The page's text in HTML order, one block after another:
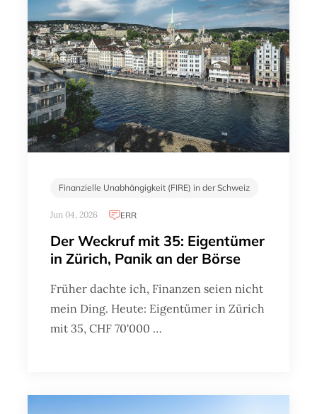
Finanzielle Unabhängigkeit (FIRE) in der Schweiz
Jun 04, 2026 ERR
Der Weckruf mit 35: Eigentümer
in Zürich, Panik an der Börse
Früher dachte ich, Finanzen seien nicht
mein Ding. Heute: Eigentümer in Zürich
mit 35, CHF 70'000 …